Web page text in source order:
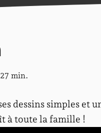
min.
dessins simples et
à toute la famille !